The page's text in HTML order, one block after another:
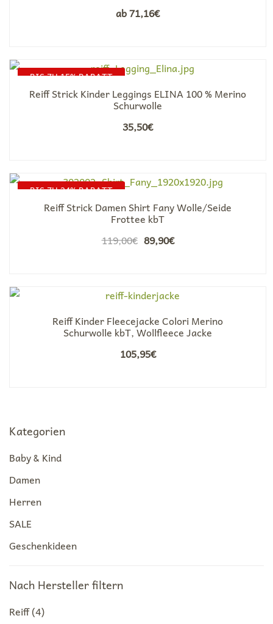
ab71,16€
BIS ZU 15% RABATT
Reiff Strick Kinder Leggings ELINA 100 % Merino
Schurwolle
35,50€
BIS ZU 24% RABATT
Reiff Strick Damen Shirt Fany Wolle/Seide
Frottee kbT
119,00€ Ursprünglicher
89,90€Aktueller
Reiff Kinder Fleecejacke Colori Merino
Schurwolle kbT, Wollfleece Jacke
105,95€
Kategorien
Baby & Kind
Damen
Herren
SALE
Geschenkideen
Nach Hersteller filtern
Reiff(4)